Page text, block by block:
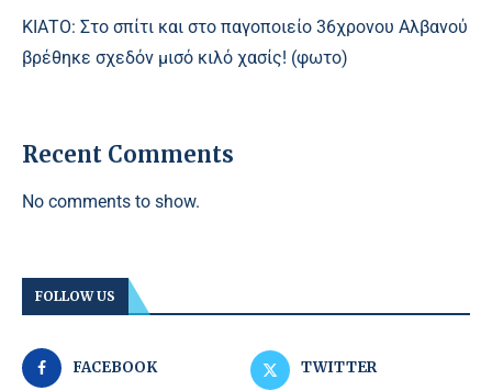
ΚΙΑΤΟ: Στο σπίτι και στο παγοποιείο 36χρονου Αλβανού
βρέθηκε σχεδόν μισό κιλό χασίς! (φωτο)
Recent Comments
No comments to show.
FOLLOW US
FACEBOOK TWITTER